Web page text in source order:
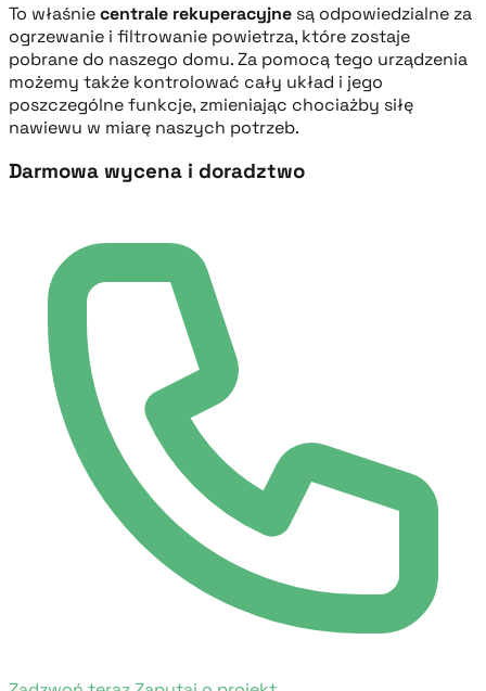
To właśniecentrale rekuperacyjne są odpowiedzialne za
ogrzewanie i filtrowanie powietrza, które zostaje
pobrane do naszego domu. Za pomocą tego urządzenia
możemy także kontrolować cały układ i jego
poszczególne funkcje, zmieniając chociażby siłę
nawiewu w miarę naszych potrzeb.
Darmowa wycena i doradztwo